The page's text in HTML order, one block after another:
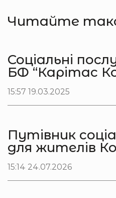
Читайте
Соціальні
БФ “Карітас
15:57 19.03.2025
Путівник
для жителів
15:14 24.07.2026